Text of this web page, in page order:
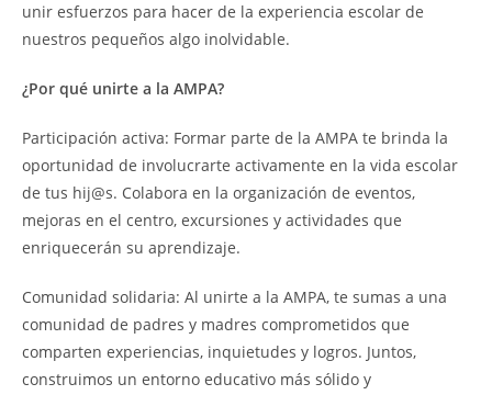
unir esfuerzos para hacer de la experiencia escolar de
nuestros pequeños algo inolvidable.
¿Por qué unirte a la AMPA?
Participación activa: Formar parte de la AMPA te brinda la
oportunidad de involucrarte activamente en la vida escolar
de tus hij@s. Colabora en la organización de eventos,
mejoras en el centro, excursiones y actividades que
enriquecerán su aprendizaje.
Comunidad solidaria: Al unirte a la AMPA, te sumas a una
comunidad de padres y madres comprometidos que
comparten experiencias, inquietudes y logros. Juntos,
construimos un entorno educativo más sólido y